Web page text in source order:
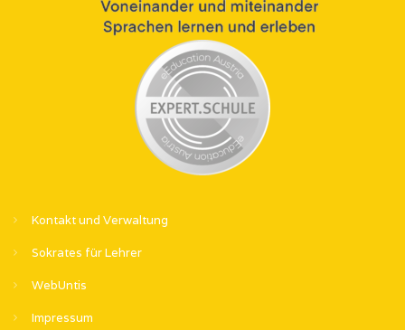
Kontakt und Verwaltung
Sokrates für Lehrer
WebUntis
Impressum